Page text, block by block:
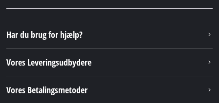
Har du brug for hjælp?
Vores Leveringsudbydere
Vores Betalingsmetoder